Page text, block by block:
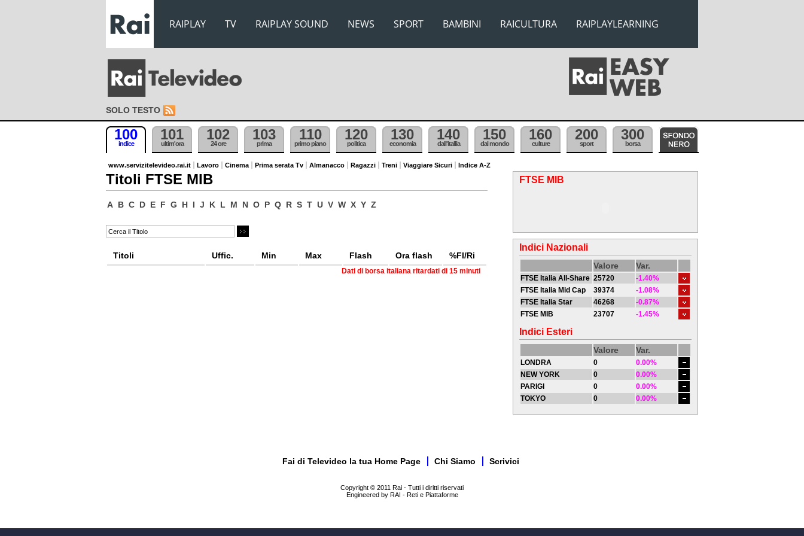
RAIPLAY TV RAIPLAY SOUND NEWS SPORT BAMBINI RAICULTURA RAIPLAYLEARNING
SOLO TESTO
100
indice
101
ultim'ora
102
24 ore
103
prima
110
primo piano
120
politica
130
economia
140
dall'itallia
150
dal mondo
160
culture
200
sport
300
borsa
www.servizitelevideo.rai.it Lavoro Cinema Prima serata Tv Almanacco Ragazzi Treni Viaggiare Sicuri Indice A-Z
Titoli FTSE MIB
A B C D E F G H I J K L M N O P Q R S T U V W X Y Z
Titoli Uffic. Min Max Flash Ora flash %Fl/Ri
Dati di borsa italiana ritardati di 15 minuti
FTSE MIB
Indici Nazionali
Valore Var.
FTSE Italia All-Share 25720
-1.40%
FTSE Italia Mid Cap
39374
-1.08%
FTSE Italia Star
46268
-0.87%
FTSE MIB
23707 -1.45%
Indici Esteri
Valore Var.
LONDRA 0
0.00%
NEW YORK
0
0.00%
PARIGI
0
0.00%
TOKYO
0 0.00%
Fai di Televideo la tua Home Page Chi Siamo Scrivici
Copyright © 2011 Rai - Tutti i diritti riservati
Engineered by RAI - Reti e Piattaforme